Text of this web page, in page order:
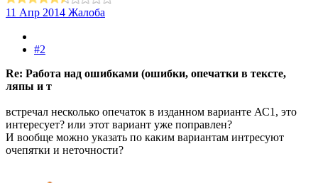
11 Апр 2014 Жалоба
#2
Re: Работа над ошибками (ошибки, опечатки в тексте,
ляпы и т
встречал несколько опечаток в изданном варианте АС1, это
интересует? или этот вариант уже поправлен?
И вообще можно указать по каким вариантам интресуют
очепятки и неточности?